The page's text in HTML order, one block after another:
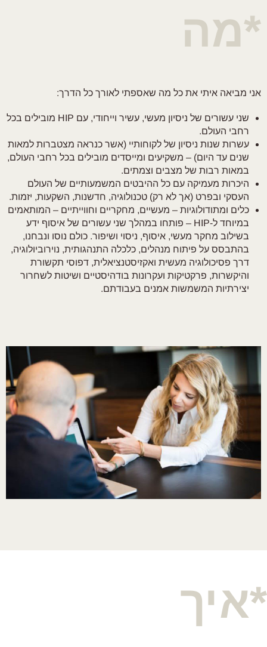
*מה
אני מביאה איתי את כל מה שאספתי לאורך כל הדרך:
שני עשורים של ניסיון מעשי, עשיר וייחודי, עם HIP מובילים בכל
רחבי העולם.
עשרות שנות ניסיון של לקוחותיי (אשר כנראה מצטברות למאות
שנים עד היום) – משקיעים ומייסדים מובילים בכל רחבי העולם,
במאות רבות של מצבים וצמתים.
היכרות מעמיקה עם כל ההיבטים המשמעותיים של העולם
העסקי ובפרט (אך לא רק) טכנולוגיה, חדשנות, השקעות, יזמות.
כלים ומתודולוגיות – מעשיים, מחקריים וחווייתיים – המותאמים
במיוחד ל-HIP – פותחו במהלך שני עשורים של איסוף ידע
בשילוב מחקר מעשי, איסוף, ניסוי ושיפור. כולם נוסו ונבחנו,
בהתבסס על פיתוח מנהלים, כלכלה התנהגותית, נוירוביולוגיה,
דרך פסיכולוגיה מעשית ואקזיסטנציאלית, דפוסי תקשורת
והיקשרות, פרקטיקות ועקרונות בודהיסטיים ושיטות לשחרור
יצירתיות המשמשות אמנים בעבודתם.
*איך